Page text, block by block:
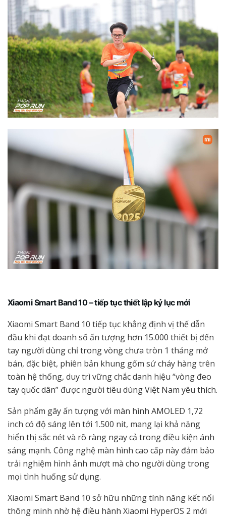
Xiaomi Smart Band 10 – tiếp tục thiết lập kỷ lục mới
Xiaomi Smart Band 10 tiếp tục khẳng định vị thế dẫn
đầu khi đạt doanh số ấn tượng hơn 15.000 thiết bị đến
tay người dùng chỉ trong vòng chưa tròn 1 tháng mở
bán, đặc biệt, phiên bản khung gốm sứ cháy hàng trên
toàn hệ thống, duy trì vững chắc danh hiệu “vòng đeo
tay quốc dân” được người tiêu dùng Việt Nam yêu thích.
Sản phẩm gây ấn tượng với màn hình AMOLED 1,72
inch có độ sáng lên tới 1.500 nit, mang lại khả năng
hiển thị sắc nét và rõ ràng ngay cả trong điều kiện ánh
sáng mạnh. Công nghệ màn hình cao cấp này đảm bảo
trải nghiệm hình ảnh mượt mà cho người dùng trong
mọi tình huống sử dụng.
Xiaomi Smart Band 10 sở hữu những tính năng kết nối
thông minh nhờ hệ điều hành Xiaomi HyperOS 2 mới